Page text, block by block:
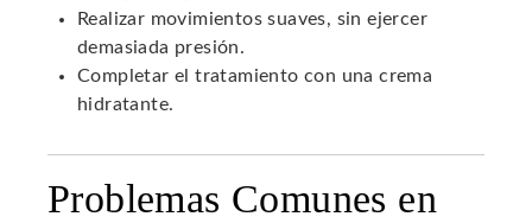
Realizar movimientos suaves, sin ejercer
demasiada presión.
Completar el tratamiento con una crema
hidratante.
Problemas Comunes en